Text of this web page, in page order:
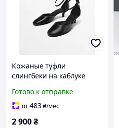
Кожаные туфли
слингбеки на каблуке
Готово к отправке
от483₴/мес
2 900₴